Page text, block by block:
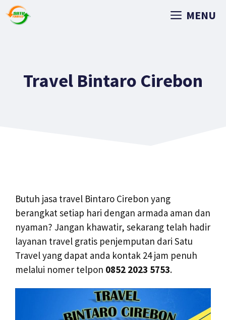
MENU
Travel Bintaro Cirebon
Butuh jasa travel Bintaro Cirebon yang
berangkat setiap hari dengan armada aman dan
nyaman? Jangan khawatir, sekarang telah hadir
layanan travel gratis penjemputan dari Satu
Travel yang dapat anda kontak 24 jam penuh
melalui nomer telpon 0852 2023 5753.